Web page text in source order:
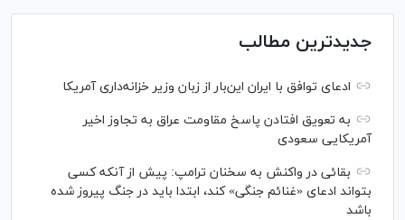
جدیدترین مطالب
ادعای توافق با ایران این‌بار از زبان وزیر خزانه‌داری آمریکا
به تعویق افتادن پاسخ مقاومت عراق به تجاوز اخیر
آمریکایی سعودی
بقائی در واکنش به سخنان ترامپ: پیش از آنکه کسی
بتواند ادعای «غنائم جنگی» کند، ابتدا باید در جنگ پیروز شده
باشد